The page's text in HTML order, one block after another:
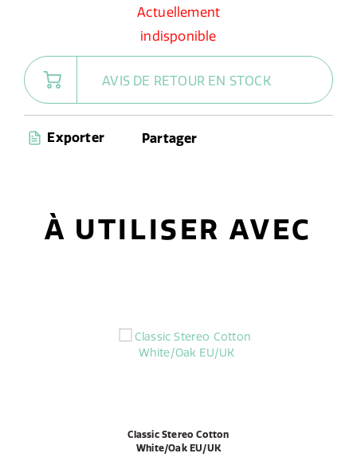
Actuellement
indisponible
AVIS DE RETOUR EN STOCK
Exporter Partager
À UTILISER AVEC
Classic Stereo Cotton
White/Oak EU/UK